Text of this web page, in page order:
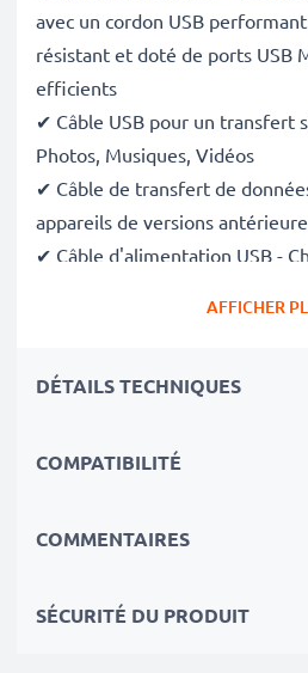
avec un cordon USB
résistant et doté de ports USB
efficients
✔ Câble USB pour un transfert
Photos, Musiques, Vidéos
✔ Câble de transfert de
appareils de versions
✔ Câble d'alimentation USB -
Matériau du Câble: Nylon
Connecteur 1: Micro USB
Version: 2.0
Longueur de câble
AFFICHER
DÉTAILS TECHNIQUES
COMPATIBILITÉ
COMMENTAIRES
SÉCURITÉ DU PRODUIT